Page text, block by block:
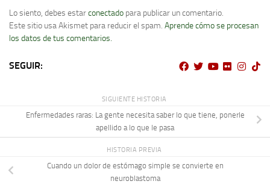
Lo siento, debes estarconectado para publicar un comentario.
Este sitio usa Akismet para reducir el spam. Aprende cómo se procesan
los datos de tus comentarios.
SEGUIR:
SIGUIENTE HISTORIA
Enfermedades raras: La gente necesita saber lo que tiene, ponerle
apellido a lo que le pasa
HISTORIA PREVIA
Cuando un dolor de estómago simple se convierte en
neuroblastoma